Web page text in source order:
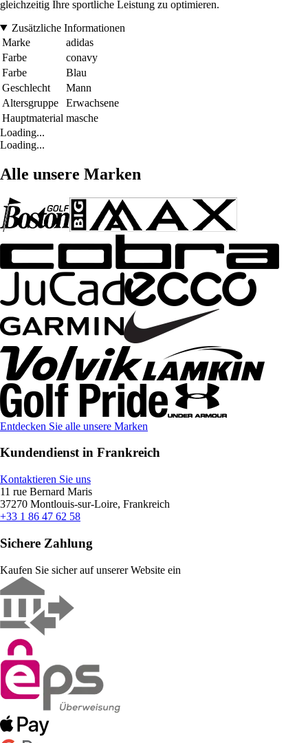
gleichzeitig Ihre sportliche Leistung zu optimieren.
Zusätzliche Informationen
Marke
adidas
Farbe
conavy
Farbe
Blau
Geschlecht
Mann
Altersgruppe
Erwachsene
Hauptmaterial masche
Loading...
Loading...
Alle unsere Marken
Entdecken Sie alle unsere Marken
Kundendienst in Frankreich
Kontaktieren Sie uns
11 rue Bernard Maris
37270 Montlouis-sur-Loire, Frankreich
+33 1 86 47 62 58
Sichere Zahlung
Kaufen Sie sicher auf unserer Website ein